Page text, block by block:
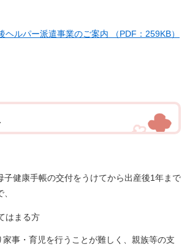
ヘルパー派遣事業のご案内 （PDF：259KB）
子健康手帳の交付をうけてから出産後1年まで
はまる方
家事・育児を行うことが難しく、親族等の支